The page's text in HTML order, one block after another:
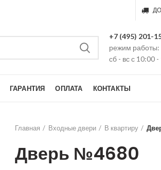
+7 (495) 201-
режим работы:
сб - вс с 10:00
ГАРАНТИЯ ОПЛАТА КОНТАКТЫ
Главная Входные двери В квартиру
Дверь №4680